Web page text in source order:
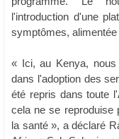
l'introduction d'une
symptômes, alimentée
« Ici, au Kenya,
dans l'adoption des
été repris dans toute
cela ne se reproduise
la santé », a déclaré